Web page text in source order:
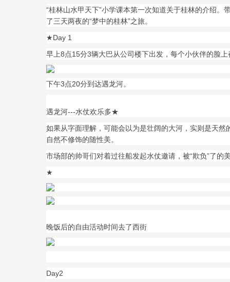
“桂林山水甲天下”小学课本第一次知道关于桂林的介绍
了三天两夜的“梦中的桂林”之旅。
★Day 1
早上8点15分3辆大巴从公司楼下出发，每个小伙伴的脸
下午3点20分到达遇龙河。
遇龙河---水仗欢乐多★
如果从字面理解，可能会以为是壮阔的大河，实则是天
自然不修饰的随性美。
市场部的帅哥们对着过往船发起水仗邀请，被“欺负”了的
★
晚饭后的自由活动时间去了西街
Day2